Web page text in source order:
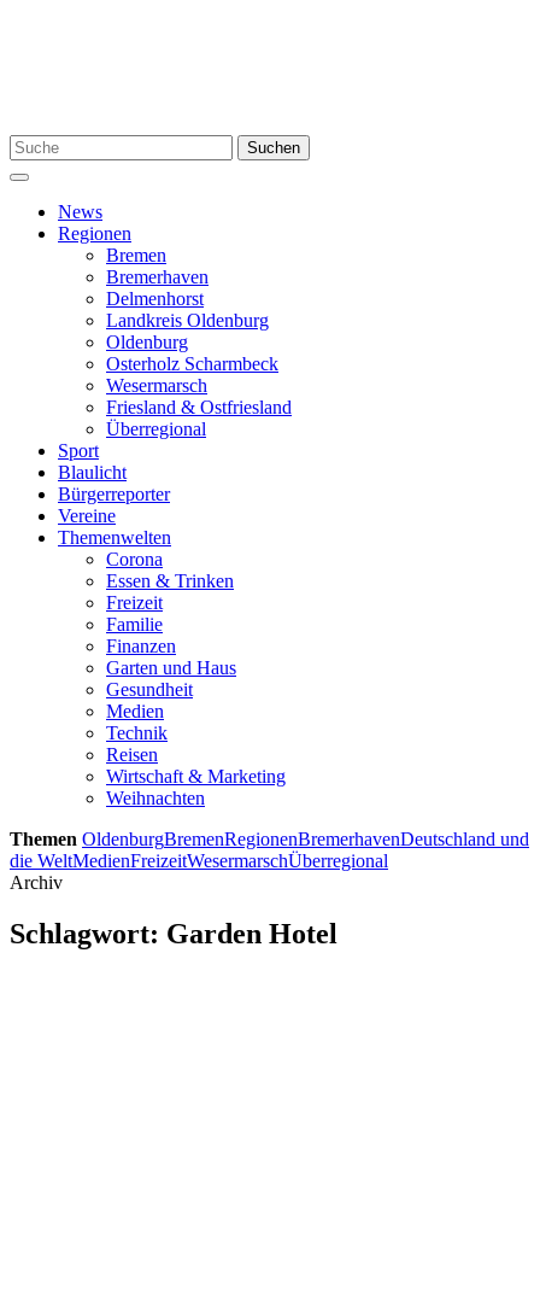
Suchen
nach:
Suchen
Menü
News
Regionen
Bremen
Bremerhaven
Delmenhorst
Landkreis Oldenburg
Oldenburg
Osterholz Scharmbeck
Wesermarsch
Friesland & Ostfriesland
Überregional
Sport
Blaulicht
Bürgerreporter
Vereine
Themenwelten
Corona
Essen & Trinken
Freizeit
Familie
Finanzen
Garten und Haus
Gesundheit
Medien
Technik
Reisen
Wirtschaft & Marketing
Weihnachten
Themen OldenburgBremenRegionenBremerhavenDeutschland und
die WeltMedienFreizeitWesermarschÜberregional
Archiv
Schlagwort: Garden Hotel